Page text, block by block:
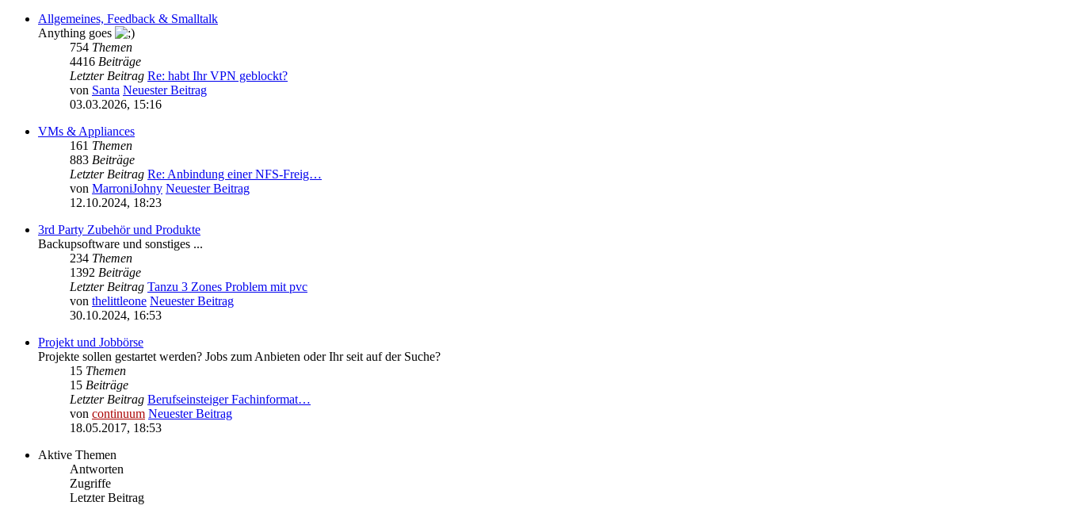
Allgemeines, Feedback & Smalltalk
Anything goes
754 Themen
4416 Beiträge
Letzter Beitrag Re: habt Ihr VPN geblockt?
von Santa Neuester Beitrag
03.03.2026, 15:16
VMs & Appliances
161 Themen
883 Beiträge
Letzter Beitrag Re: Anbindung einer NFS-Freig…
von MarroniJohny Neuester Beitrag
12.10.2024, 18:23
3rd Party Zubehör und Produkte
Backupsoftware und sonstiges ...
234 Themen
1392 Beiträge
Letzter Beitrag Tanzu 3 Zones Problem mit pvc
von thelittleone Neuester Beitrag
30.10.2024, 16:53
Projekt und Jobbörse
Projekte sollen gestartet werden? Jobs zum Anbieten oder Ihr seit auf der Suche?
15 Themen
15 Beiträge
Letzter Beitrag Berufseinsteiger Fachinformat…
von continuum Neuester Beitrag
18.05.2017, 18:53
Aktive Themen
Antworten
Zugriffe
Letzter Beitrag